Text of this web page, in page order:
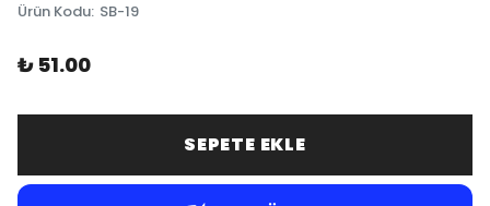
Ürün Kodu: SB-19
₺ 51.00
SEPETE EKLE